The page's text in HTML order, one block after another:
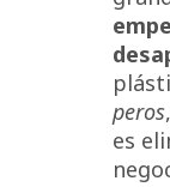
peros
es